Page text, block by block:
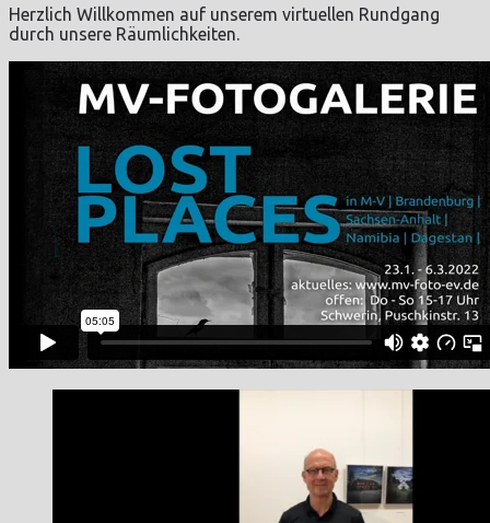
Herzlich Willkommen auf unserem virtuellen Rundgang
durch unsere Räumlichkeiten.